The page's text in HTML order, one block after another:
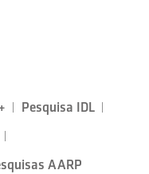
Pesquisa IDL
AARP